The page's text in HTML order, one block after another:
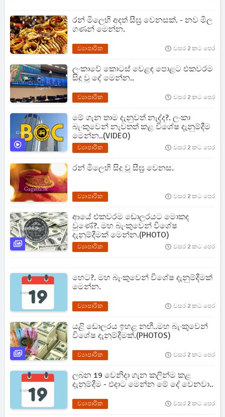
රන් මිලෙහි අදත් සීඝ්‍ර වෙනසක්. - නව මිල
ගණන් මෙන්න.
ව්‍යාපාරික වසර 2 කට පෙර
ලංකාවේ කොටස් වෙළඳ පොළට එකවරම
සිදු වූ දේ මෙන්න..
ව්‍යාපාරික වසර 2 කට පෙර
මේ ගැන තාම දැනුවත් නැද්ද?. ලංකා
බැංකුවෙන් නැවතත් කළ විශේෂ දැනුම්දීම
මෙන්න..(VIDEO)
ව්‍යාපාරික වසර 2 කට පෙර
රන් මිලෙහි සිදු වූ සීඝ්‍ර වෙනස.
ව්‍යාපාරික වසර 2 කට පෙර
ආයේ එකවරම ඩොලරයට මොකද
වුණේ?. මහ බැංකුවෙන් විශේෂ
දැනුම්දීමක් මෙන්න.(PHOTO)
ව්‍යාපාරික වසර 2 කට පෙර
හෙට?. මහ බැංකුවෙන් විශේෂ දැනුම්දීමක්
මෙන්න.
ව්‍යාපාරික වසර 2 කට පෙර
යළි ඩොලරය ඉහළ නඟී..මහ බැංකුවෙන්
විශේෂ දැනුම්දීමක්.(PHOTOS)
ව්‍යාපාරික වසර 2 කට පෙර
ලබන 19 වෙනිදා ගැන කලින්ම කළ
දැනුම්දීම - එදාට මෙන්න මේ දේ වෙනවා..
ව්‍යාපාරික වසර 2 කට පෙර